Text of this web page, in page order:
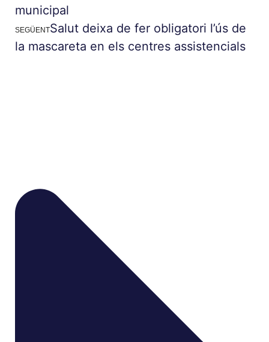
municipal
SEGÜENTSalut deixa de fer obligatori l’ús de
la mascareta en els centres assistencials